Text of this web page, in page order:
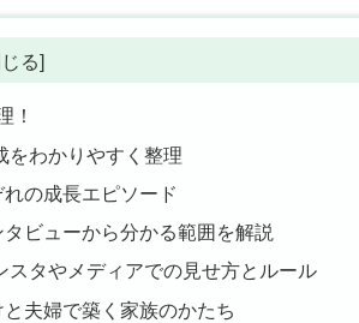
！
をわかりやすく整理
の成長エピソード
ビューから分かる範囲を解説
タやメディアでの見せ方とルール
夫婦で築く家族のかたち